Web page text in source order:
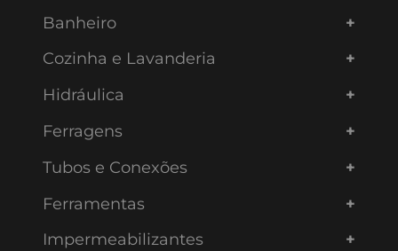
Banheiro
Cozinha e Lavanderia
Hidráulica
Ferragens
Tubos e Conexões
Ferramentas
Impermeabilizantes